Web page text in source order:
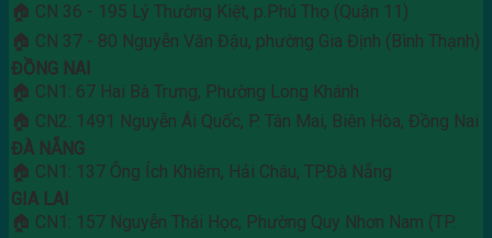
🏠 CN 36 - 195 Lý Thường Kiệt, p.Phú Thọ (Quận 11)
🏠 CN 37 - 80 Nguyễn Văn Đậu, phường Gia Định (Bình Thạnh)
ĐỒNG NAI
🏠 CN1: 67 Hai Bà Trưng, Phường Long Khánh
🏠 CN2: 1491 Nguyễn Ái Quốc, P. Tân Mai, Biên Hòa, Đồng Nai
ĐÀ NẴNG
🏠 CN1: 137 Ông Ích Khiêm, Hải Châu, TP.Đà Nẵng
GIA LAI
🏠 CN1: 157 Nguyễn Thái Học, Phường Quy Nhơn Nam (TP.